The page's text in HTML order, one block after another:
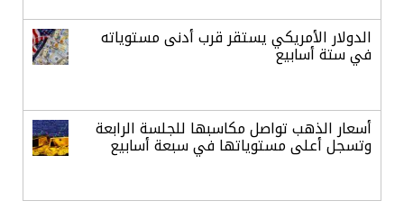
الدولار الأمريكي يستقر قرب أدنى مستوياته
في ستة أسابيع
أسعار الذهب تواصل مكاسبها للجلسة الرابعة
وتسجل أعلى مستوياتها في سبعة أسابيع